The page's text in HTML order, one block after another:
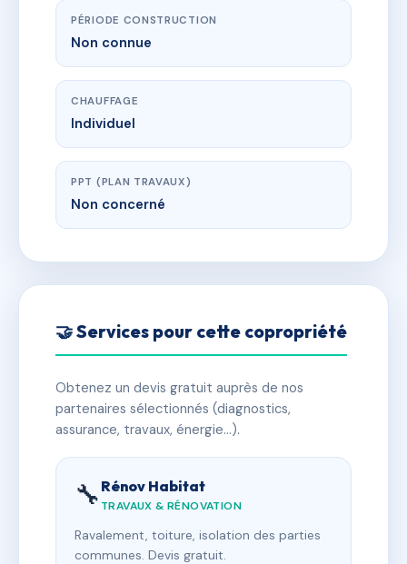
PÉRIODE CONSTRUCTION
Non connue
CHAUFFAGE
Individuel
PPT (PLAN TRAVAUX)
Non concerné
🤝 Services pour cette copropriété
Obtenez un devis gratuit auprès de nos
partenaires sélectionnés (diagnostics,
assurance, travaux, énergie…).
🔧 Rénov Habitat
TRAVAUX & RÉNOVATION
Ravalement, toiture, isolation des parties
communes. Devis gratuit.